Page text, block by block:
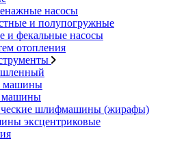
насосы
и полупогружные
и фекальные насосы
отопления
машины
машины
шлифмашины (жирафы)
эксцентриковые